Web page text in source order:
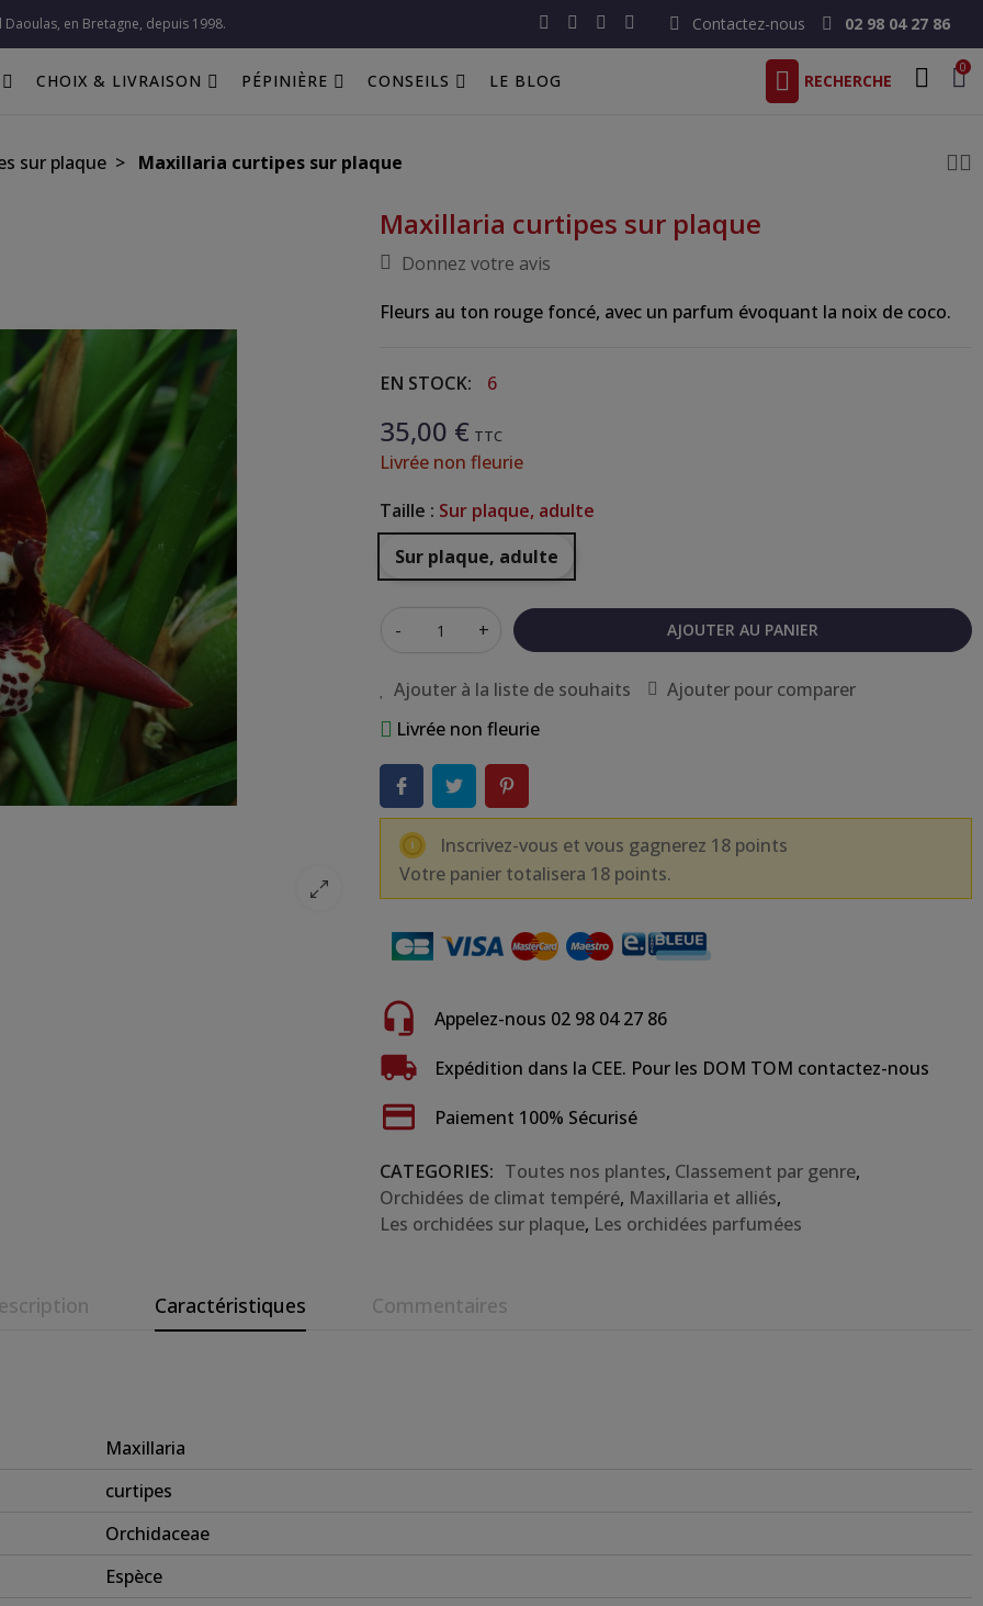
en Bretagne, depuis 1998.​ Contactez-nous 02 98 04 27 86
CHOIX & LIVRAISON PÉPINIÈRE CONSEILS LE BLOG
0
sur plaque Maxillaria curtipes sur plaque
Maxillaria curtipes sur plaque
Donnez votre avis
Fleurs au ton rouge foncé, avec un parfum évoquant la noix de coco.
EN STOCK: 6
35,00 € TTC
Livrée non fleurie
Taille : Sur plaque, adulte
Sur plaque, adulte
- + AJOUTER AU PANIER
Ajouter à la liste de souhaits
Ajouter pour comparer
Livrée non fleurie
Inscrivez-vous et vous gagnerez 18 points
Votre panier totalisera 18 points.
Appelez-nous 02 98 04 27 86
Expédition dans la CEE. Pour les DOM TOM contactez-nous
Paiement 100% Sécurisé
CATEGORIES: Toutes nos plantes, Classement par genre,
Orchidées de climat tempéré, Maxillaria et alliés,
Les orchidées sur plaque, Les orchidées parfumées
Caractéristiques Commentaires
Maxillaria
curtipes
Orchidaceae
Espèce